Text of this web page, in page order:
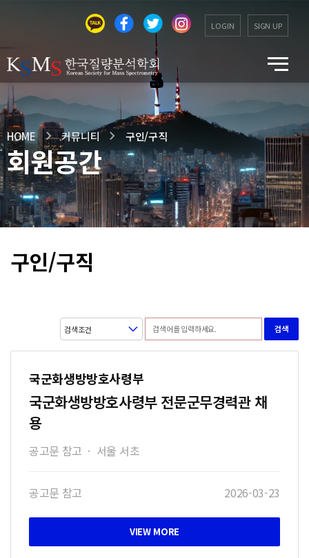
LOGIN SIGN UP
HOME 커뮤니티 구인/구직
회원공간
구인/구직
검색
국군화생방방호사령부
국군화생방방호사령부 전문군무경력관 채
용
공고문 참고 · 서울 서초
공고문 참고 2026-03-23